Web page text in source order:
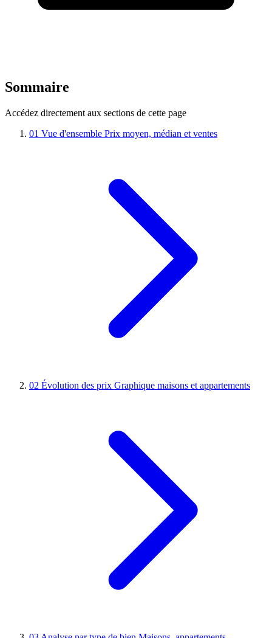
Sommaire
Accédez directement aux sections de cette page
01 Vue d'ensemble Prix moyen, médian et ventes
02 Évolution des prix Graphique maisons et appartements